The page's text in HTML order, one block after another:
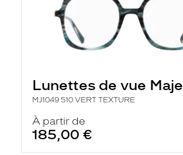
Lunettes de vue Maje
MJ1049 510 VERT TEXTURE
À partir de
185,00 €